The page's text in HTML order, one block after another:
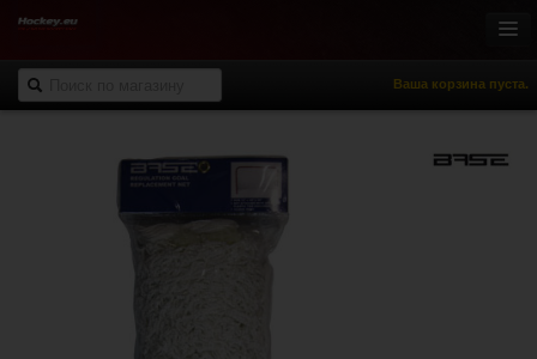
Ваша корзина пуста.
Роллер-хоккей